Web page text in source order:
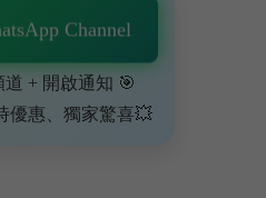
Channel
道 + 開啟通知 🎯
優惠、獨家驚喜💥